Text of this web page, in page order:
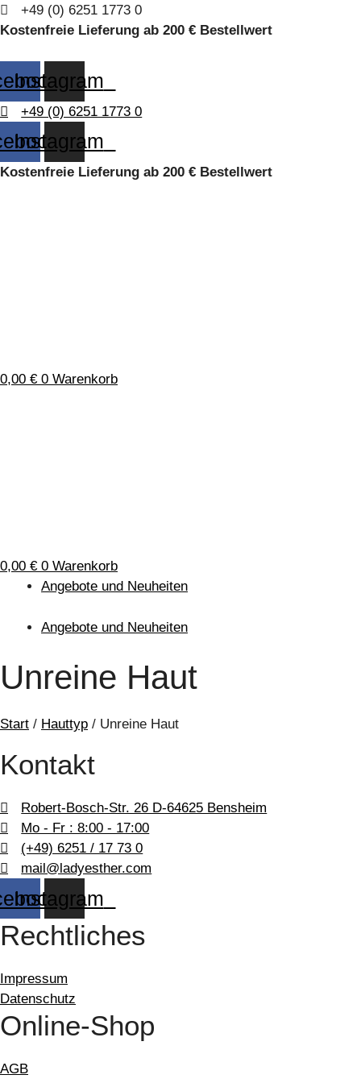
Zum
Inhalt
+49 (0) 6251 1773 0
Kostenfreie Lieferung ab 200 € Bestellwert
Instagram
+49 (0) 6251 1773 0
Instagram
Kostenfreie Lieferung ab 200 € Bestellwert
0,00 € 0 Warenkorb
0,00 € 0 Warenkorb
Angebote und Neuheiten
Angebote und Neuheiten
Unreine Haut
Start / Hauttyp / Unreine Haut
Kontakt
Robert-Bosch-Str. 26 D-64625 Bensheim
Mo - Fr : 8:00 - 17:00
(+49) 6251 / 17 73 0
mail@ladyesther.com
Instagram
Rechtliches
Impressum
Datenschutz
Online-Shop
AGB